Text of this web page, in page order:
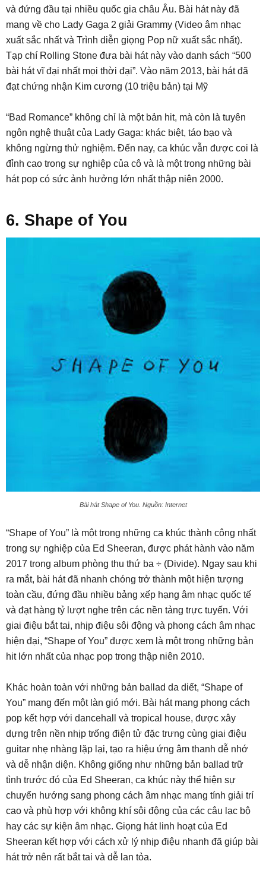
và đứng đầu tại nhiều quốc gia châu Âu. Bài hát này đã
mang về cho Lady Gaga 2 giải Grammy (Video âm nhạc
xuất sắc nhất và Trình diễn giọng Pop nữ xuất sắc nhất).
Tạp chí Rolling Stone đưa bài hát này vào danh sách “500
bài hát vĩ đại nhất mọi thời đại”. Vào năm 2013, bài hát đã
đạt chứng nhận Kim cương (10 triệu bản) tại Mỹ
“Bad Romance” không chỉ là một bản hit, mà còn là tuyên
ngôn nghệ thuật của Lady Gaga: khác biệt, táo bạo và
không ngừng thử nghiệm. Đến nay, ca khúc vẫn được coi là
đỉnh cao trong sự nghiệp của cô và là một trong những bài
hát pop có sức ảnh hưởng lớn nhất thập niên 2000.
6. Shape of You
Bài hát Shape of You. Nguồn: Internet
“Shape of You” là một trong những ca khúc thành công nhất
trong sự nghiệp của Ed Sheeran, được phát hành vào năm
2017 trong album phòng thu thứ ba ÷ (Divide). Ngay sau khi
ra mắt, bài hát đã nhanh chóng trở thành một hiện tượng
toàn cầu, đứng đầu nhiều bảng xếp hạng âm nhạc quốc tế
và đạt hàng tỷ lượt nghe trên các nền tảng trực tuyến. Với
giai điệu bắt tai, nhịp điệu sôi động và phong cách âm nhạc
hiện đại, “Shape of You” được xem là một trong những bản
hit lớn nhất của nhạc pop trong thập niên 2010.
Khác hoàn toàn với những bản ballad da diết, “Shape of
You” mang đến một làn gió mới. Bài hát mang phong cách
pop kết hợp với dancehall và tropical house, được xây
dựng trên nền nhịp trống điện tử đặc trưng cùng giai điệu
guitar nhẹ nhàng lặp lại, tạo ra hiệu ứng âm thanh dễ nhớ
và dễ nhận diện. Không giống như những bản ballad trữ
tình trước đó của Ed Sheeran, ca khúc này thể hiện sự
chuyển hướng sang phong cách âm nhạc mang tính giải trí
cao và phù hợp với không khí sôi động của các câu lạc bộ
hay các sự kiện âm nhạc. Giọng hát linh hoạt của Ed
Sheeran kết hợp với cách xử lý nhịp điệu nhanh đã giúp bài
hát trở nên rất bắt tai và dễ lan tỏa.